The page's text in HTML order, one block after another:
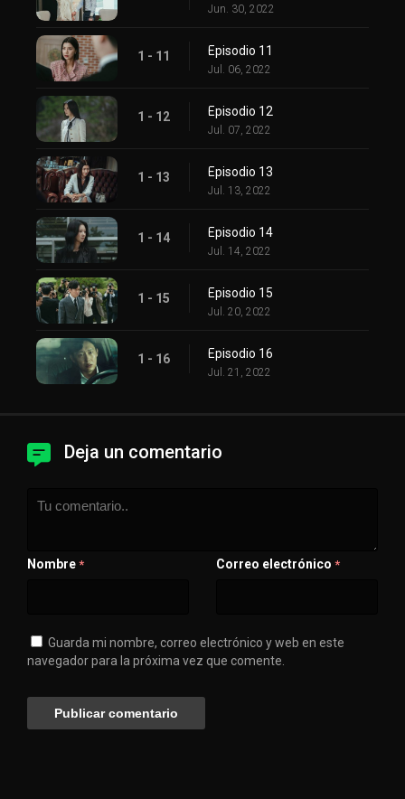
Jun. 30, 2022
1 - 11 Episodio 11
Jul. 06, 2022
1 - 12 Episodio 12
Jul. 07, 2022
1 - 13 Episodio 13
Jul. 13, 2022
1 - 14 Episodio 14
Jul. 14, 2022
1 - 15 Episodio 15
Jul. 20, 2022
1 - 16 Episodio 16
Jul. 21, 2022
Deja un comentario
Nombre * Correo electrónico *
Guarda mi nombre, correo electrónico y web en este
navegador para la próxima vez que comente.